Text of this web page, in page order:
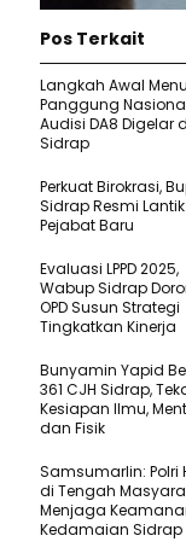
Pos Terkait
Langkah Awal
Panggung
Audisi DA8 Digelar
Sidrap
Perkuat Birokrasi,
Sidrap Resmi Lantik
Pejabat Baru
Evaluasi LPPD 2025,
Wabup Sidrap
OPD Susun Strategi
Tingkatkan Kinerja
Bunyamin Yapid
361 CJH Sidrap,
Kesiapan Ilmu,
dan Fisik
Samsumarlin: Polri
di Tengah
Menjaga
Kedamaian Sidrap